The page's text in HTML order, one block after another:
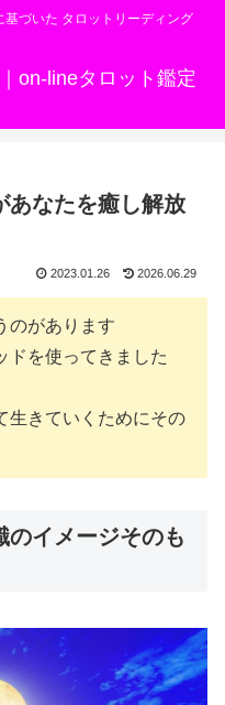
づいた タロットリーディング
on-lineタロット鑑定
あなたを癒し解放
2023.01.26 2026.06.29
のがあります
ドを使ってきました
生きていくためにその
のイメージそのも